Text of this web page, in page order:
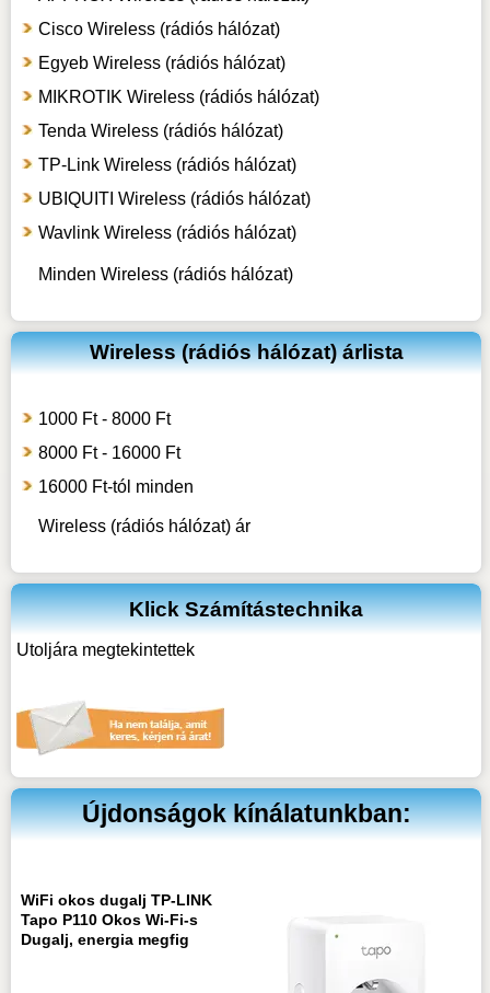
Cisco Wireless (rádiós hálózat)
Egyeb Wireless (rádiós hálózat)
MIKROTIK Wireless (rádiós hálózat)
Tenda Wireless (rádiós hálózat)
TP-Link Wireless (rádiós hálózat)
UBIQUITI Wireless (rádiós hálózat)
Wavlink Wireless (rádiós hálózat)
Minden Wireless (rádiós hálózat)
Wireless (rádiós hálózat) árlista
1000 Ft - 8000 Ft
8000 Ft - 16000 Ft
16000 Ft-tól minden
Wireless (rádiós hálózat)ár
Klick Számítástechnika
Utoljára megtekintettek
Újdonságok kínálatunkban:
WiFi okos dugalj TP-LINK
Tapo P110 Okos Wi-Fi-s
Dugalj, energia megfig